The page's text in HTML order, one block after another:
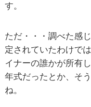
す。
ただ・・・調べた感
定されていたわけで
イナーの誰かが所有
年式だったとか、そ
ね。